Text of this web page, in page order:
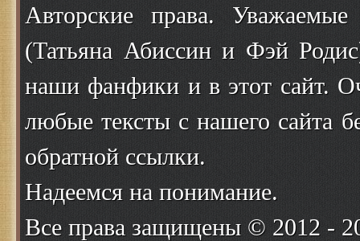
Авторские права.
(Татьяна Абиссин и Фэй
наши фанфики и в этот сайт.
любые тексты с нашего сайта
обратной ссылки.
Надеемся на понимание.
Все права защищены © 2012 -